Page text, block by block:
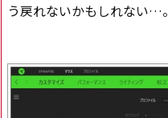
う戻れないかもしれない…。